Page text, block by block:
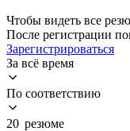
Чтобы видеть все
После регистрации
Зарегистрироваться
За всё время
По соответствию
20 резюме